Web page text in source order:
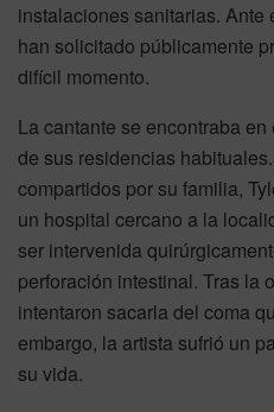
instalaciones sanitarias. Ante
han solicitado públicamente
difícil momento.
La cantante se encontraba
de sus residencias
compartidos por su familia,
un hospital cercano a la
ser intervenida
perforación intestinal. Tras la
intentaron sacarla del coma
embargo, la artista sufrió un
su vida.